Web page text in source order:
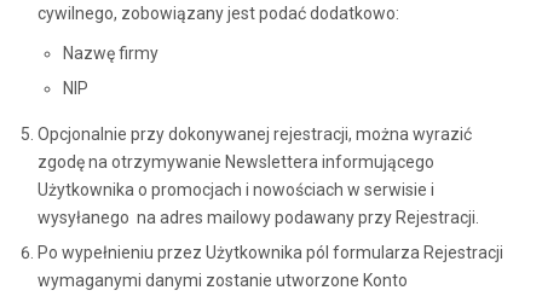
cywilnego, zobowiązany jest podać dodatkowo:
Nazwę firmy
NIP
Opcjonalnie przy dokonywanej rejestracji, można wyrazić
zgodę na otrzymywanie Newslettera informującego
Użytkownika o promocjach i nowościach w serwisie i
wysyłanego na adres mailowy podawany przy Rejestracji.
Po wypełnieniu przez Użytkownika pól formularza Rejestracji
wymaganymi danymi zostanie utworzone Konto